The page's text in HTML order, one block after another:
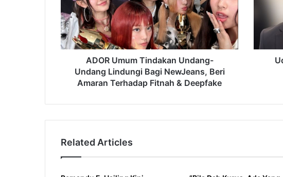
Undang
Lindungi
Bagi
NewJeans,
Beri
Terhadap
Fitnah
Deepfake
ADOR Umum Tindakan Undang-
Undang Lindungi Bagi NewJeans, Beri
Amaran Terhadap Fitnah & Deepfake
Peluang
Kepada
Kamal
Related Articles